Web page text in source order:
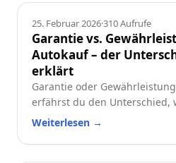
Ratgeber
25. Februar 2026·310Aufrufe
Garantie vs.
Autokauf – der
erklärt
Garantie oder
erfährst du den Unterschied,
und worauf du beim Neu-
Weiterlesen →